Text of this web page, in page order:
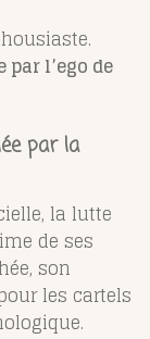
par l’ego de
par la
la lutte
de ses
son
les cartels